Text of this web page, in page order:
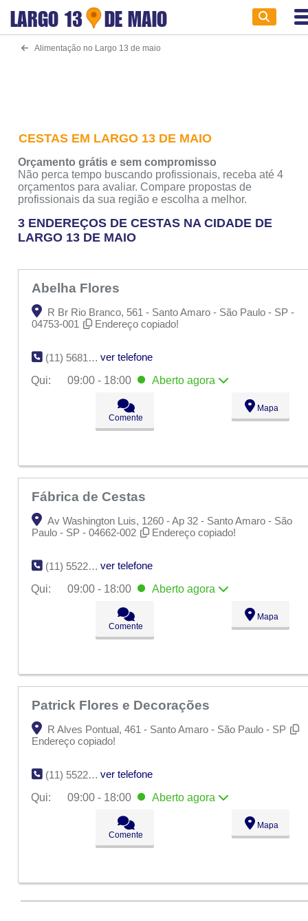
LARGO 13 DE MAIO
Alimentação no Largo 13 de maio
CESTAS EM LARGO 13 DE MAIO
Orçamento grátis e sem compromisso
Não perca tempo buscando profissionais, receba até 4
orçamentos para avaliar. Compare propostas de
profissionais da sua região e escolha a melhor.
3 ENDEREÇOS DE CESTAS NA CIDADE DE
LARGO 13 DE MAIO
Abelha Flores
R Br Rio Branco, 561 - Santo Amaro - São Paulo - SP -
04753-001
Endereço copiado!
(11) 5681-8473
ver telefone
Qui:
09:00 - 18:00 Aberto agora
09:00 - 18:00
09:00 - 18:00
09:00 - 18:00
Comente
Mapa
Fábrica de Cestas
Av Washington Luis, 1260 - Ap 32 - Santo Amaro - São
Paulo - SP - 04662-002
Endereço copiado!
(11) 5522-4732
ver telefone
Qui:
09:00 - 18:00 Aberto agora
09:00 - 18:00
09:00 - 18:00
09:00 - 18:00
Comente
Mapa
Patrick Flores e Decorações
R Alves Pontual, 461 - Santo Amaro - São Paulo - SP
Endereço copiado!
(11) 5522-0257
ver telefone
Qui:
09:00 - 18:00 Aberto agora
09:00 - 18:00
09:00 - 18:00
09:00 - 18:00
Comente
Mapa